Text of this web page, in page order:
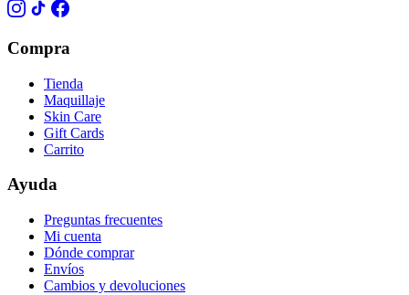
Compra
Tienda
Maquillaje
Skin Care
Gift Cards
Carrito
Ayuda
Preguntas frecuentes
Mi cuenta
Dónde comprar
Envíos
Cambios y devoluciones